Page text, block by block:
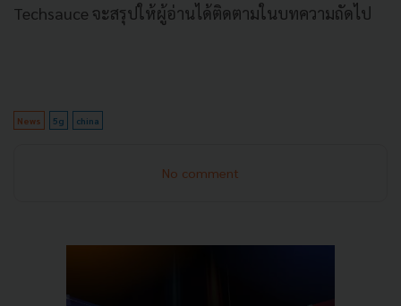
Techsauce จะสรุปให้ผู้อ่านได้ติดตามในบทความถัดไป
News 5g china
No comment